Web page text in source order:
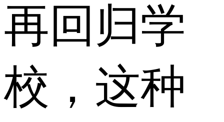
再回归学
校，这种